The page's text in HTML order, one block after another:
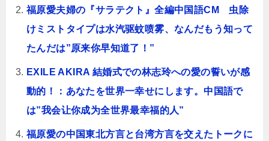
福原愛夫婦の『サラテクト』全編中国語CM 虫除
けミストタイプは水汽驱蚊喷雾、なんだもう知って
たんだは”原来你早知道了！”
EXILE AKIRA 結婚式での林志玲への愛の誓いが感
動的！：あなたを世界一幸せにします。中国語で
は”我会让你成为全世界最幸福的人”
福原愛の中国東北方言と台湾方言を交えたトークに